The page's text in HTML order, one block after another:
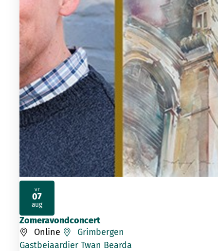
Zomeravondconcert
Online
Grimbergen
Gastbeiaardier Twan Bearda
vr
07
aug
2026